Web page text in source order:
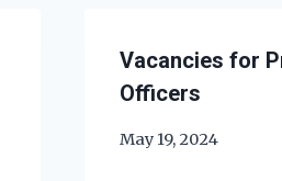
Vacancies for
Officers
May 19, 2024